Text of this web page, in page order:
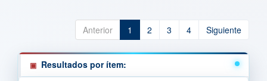
Anterior 1 2 3 4 Siguiente
Resultados por ítem: